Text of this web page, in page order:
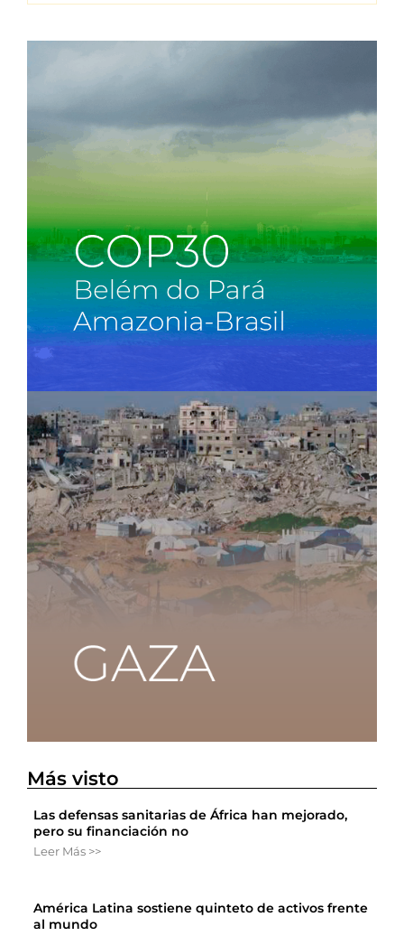
Más visto
Las defensas sanitarias de África han mejorado,
pero su financiación no
Leer Más >>
América Latina sostiene quinteto de activos frente
al mundo